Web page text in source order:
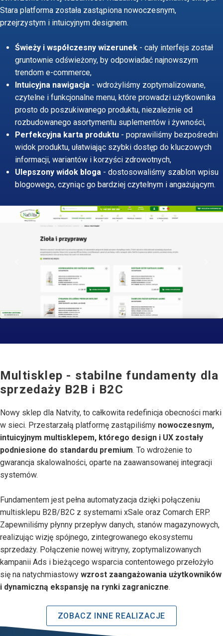
Stara platforma została zastąpiona nowoczesnym,
przejrzystym i intuicyjnym designem.
Świeży i współczesny wizerunek - cały interfejs został
gruntownie odświeżony, by odpowiadać najnowszym
trendom e-commerce,
Intuicyjna nawigacja - wdrożyliśmy zoptymalizowane,
czytelne i funkcjonalne menu, które prowadzi użytkownika
prosto do poszukiwanego produktu, niezależnie od
rozbudowanego asortymentu suplementów i żywności,
Perfekcyjna karta produktu - poprawiliśmy bezpośredni
widok produktu, ułatwiając szybki dostęp do kluczowych
informacji, wariantów i korzyści zdrowotnych,
Ulepszony widok bloga - dostosowaliśmy szablon wpisu
blogowego, czyniąc go bardziej czytelnym i angażującym.
Multisklep - stabilne fundamenty dla
sprzedaży B2B i B2C
Nowy sklep dla Natvity, to całkowita redefinicja obecności marki
w sieci. Przestarzałą platformę zastąpiliśmy nowoczesnym,
intuicyjnym multisklepem, którego design i UX zostały
podniesione do standardu premium. To wdrożenie to
gwarancja skalowalności, oparte na zaawansowanej integracji
systemów.
Fundamentem jest pełna automatyzacja dzięki połączeniu
multisklepu B2B/B2C z systemami xSale oraz Comarch ERP.
Zapewniliśmy płynny przepływ danych, stanów magazynowych,
realizując wizję spójnego, zintegrowanego ekosystemu
sprzedaży. Połączenie nowej witryny, zoptymalizowanych
kampanii Ads i bieżącego wsparcia contentowego przełożyło
się na natychmiastowy wzrost zaangażowania użytkowników
i dynamiczną ekspansję na rynki zagraniczne.
ZOBACZ INNE REALIZACJE